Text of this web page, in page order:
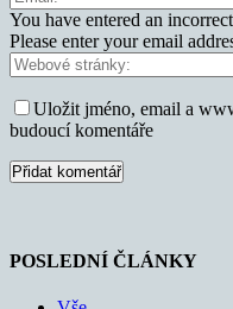
You have entered an
Please enter your email
Uložit jméno, email a
budoucí komentáře
POSLEDNÍ ČLÁNKY